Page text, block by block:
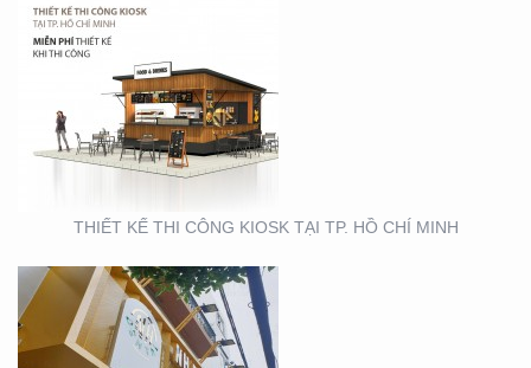
THIẾT KẾ THI CÔNG KIOSK TẠI TP. HỒ CHÍ MINH
THIẾT KẾ- THI CÔNG
BẢNG HIỆU ” NHA KHOA
NH
THIẾT KẾ SẢN XUẤT KỆ